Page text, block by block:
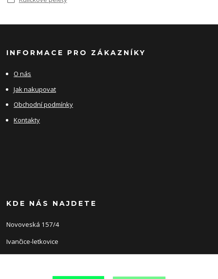
INFORMACE PRO ZÁKAZNÍKY
O nás
Jak nakupovat
Obchodní podmínky
Kontakty
KDE NÁS NAJDETE
Novoveská 157/4
Ivančice-letkovice